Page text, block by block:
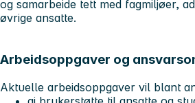
og samarbeide tett med fagmiljøer,
øvrige ansatte.
Arbeidsoppgaver og
Aktuelle arbeidsoppgaver vil blant